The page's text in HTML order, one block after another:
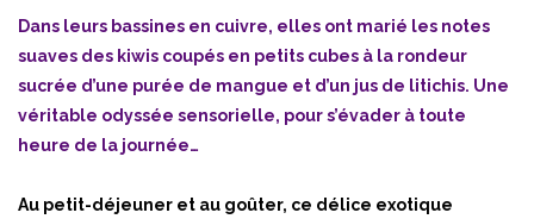
Dans leurs bassines en cuivre, elles ont marié les notes
suaves des kiwis coupés en petits cubes à la rondeur
sucrée d’une purée de mangue et d’un jus de litichis. Une
véritable odyssée sensorielle, pour s’évader à toute
heure de la journée…
Au petit-déjeuner et au goûter, ce délice exotique